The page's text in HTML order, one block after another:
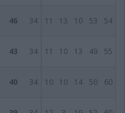
46 34 11 13 10 53 54
43 34 11 10 13 49 55
40 34 10 10 14 50 60